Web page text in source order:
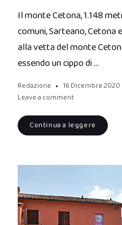
Il monte Cetona, 1.148
comuni, Sarteano, Cetona
alla vetta del monte
essendo un cippo di …
Redazione 16 Dicembre 2020
Leave a comment
Continua a leggere